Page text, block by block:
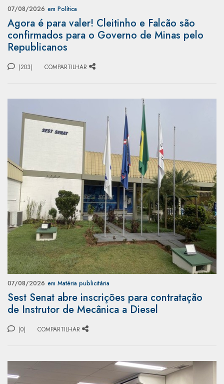
07/08/2026 em Política
Agora é para valer! Cleitinho e Falcão são
confirmados para o Governo de Minas pelo
Republicanos
(203) COMPARTILHAR
07/08/2026 em Matéria publicitária
Sest Senat abre inscrições para contratação
de Instrutor de Mecânica a Diesel
(0) COMPARTILHAR